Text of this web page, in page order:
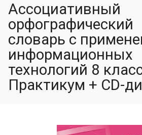
Ассоциативный
орфографический
словарь с
информационных
технологий 8
Практикум + CD-